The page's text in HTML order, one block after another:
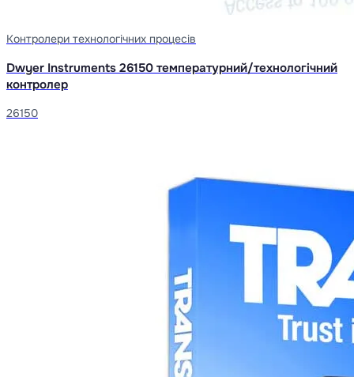
Контролери технологічних процесів
Dwyer Instruments 26150 температурний/технологічний
контролер
26150